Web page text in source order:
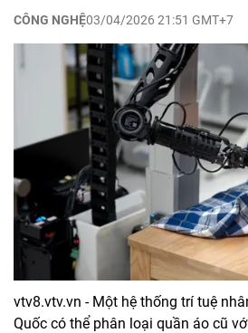
CÔNG NGHỆ03/04/2026 21:51 GMT+7
vtv8.vtv.vn - Một hệ thống trí tuệ
Quốc có thể phân loại quần áo cũ